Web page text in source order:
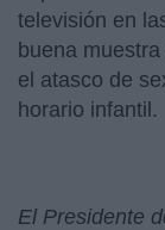
televisión en
buena
el atasco de
horario infantil.
El Presidente